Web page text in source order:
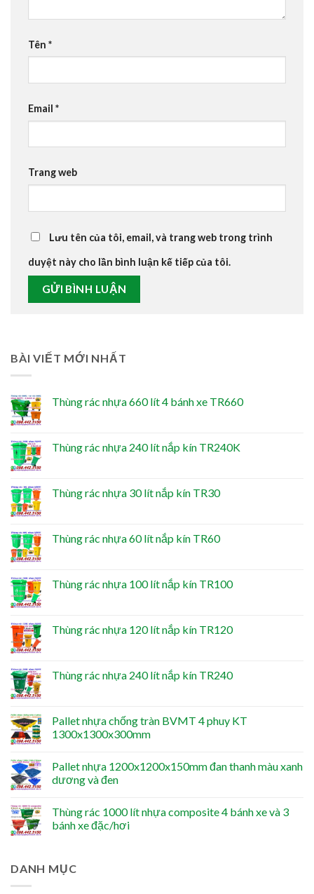
Tên *
Email *
Trang web
Lưu tên của tôi, email, và trang web trong trình
duyệt này cho lần bình luận kế tiếp của tôi.
BÀI VIẾT MỚI NHẤT
Thùng rác nhựa 660 lít 4 bánh xe TR660
Thùng rác nhựa 240 lít nắp kín TR240K
Thùng rác nhựa 30 lít nắp kín TR30
Thùng rác nhựa 60 lít nắp kín TR60
Thùng rác nhựa 100 lít nắp kín TR100
Thùng rác nhựa 120 lít nắp kín TR120
Thùng rác nhựa 240 lít nắp kín TR240
Pallet nhựa chống tràn BVMT 4 phuy KT
1300x1300x300mm
Pallet nhựa 1200x1200x150mm đan thanh màu xanh
dương và đen
Thùng rác 1000 lít nhựa composite 4 bánh xe và 3
bánh xe đặc/hơi
DANH MỤC